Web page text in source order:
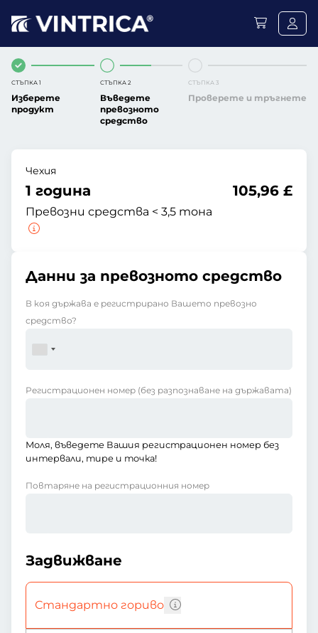
СТЪПКА 1
Изберете
продукт
СТЪПКА 2
Въведете
превозното
средство
СТЪПКА 3
Проверете и тръгнете
Чехия
1 година
Превозни средства < 3,5 тона
105,96 £
Данни за превозното средство
В коя държава е регистрирано Вашето превозно
средство?
Регистрационен номер (без разпознаване на държавата)
Моля, въведете Вашия регистрационен номер без
интервали, тире и точка!
Повтаряне на регистрационния номер
Задвижване
Стандартно гориво